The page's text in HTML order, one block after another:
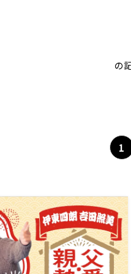
の
1